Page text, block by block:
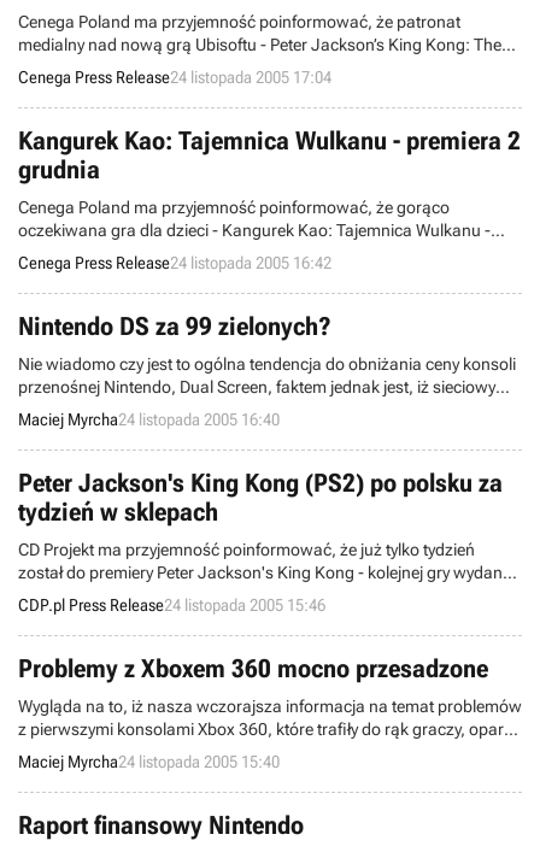
Cenega Poland ma przyjemność poinformować, że patronat
medialny nad nową grą Ubisoftu - Peter Jackson’s King Kong: The
Official Game of the Movie w wersji na PC objęli dwaj liderzy rynku
mediów w Polsce - Tygodnik Przekrój i Radio RMF FM.
Cenega Press Release24 listopada 2005 17:04
Kangurek Kao: Tajemnica Wulkanu - premiera 2
grudnia
Cenega Poland ma przyjemność poinformować, że gorąco
oczekiwana gra dla dzieci - Kangurek Kao: Tajemnica Wulkanu -
trafiła już do tłoczni. Kontynuacja bestsellerowej serii pojawi się w
sprzedaży już 2 grudnia, w polskiej wersji językowej i super
atrakcyjnej cenie - zaledwie 59,90 złotych.
Cenega Press Release24 listopada 2005 16:42
Nintendo DS za 99 zielonych?
Nie wiadomo czy jest to ogólna tendencja do obniżania ceny konsoli
przenośnej Nintendo, Dual Screen, faktem jednak jest, iż sieciowy
katalog firmy Target oferuje ją za 99 USD, czyli około 340 zł. Cena ta
obowiązuje modele Electric Blue oraz Titanium.
Maciej Myrcha24 listopada 2005 16:40
Peter Jackson's King Kong (PS2) po polsku za
tydzień w sklepach
CD Projekt ma przyjemność poinformować, że już tylko tydzień
został do premiery Peter Jackson's King Kong - kolejnej gry wydanej
na PlayStation2 w profesjonalnej polskiej wersji językowej.
CDP.pl Press Release24 listopada 2005 15:46
Problemy z Xboxem 360 mocno przesadzone
Wygląda na to, iż nasza wczorajsza informacja na temat problemów
z pierwszymi konsolami Xbox 360, które trafiły do rąk graczy, oparta
na wiadomościach zaczerpniętych z netu, była mocno przesadzona.
Owszem, problemy z konsolą są, aczkolwiek nieco wyolbrzymione.
Maciej Myrcha24 listopada 2005 15:40
Raport finansowy Nintendo